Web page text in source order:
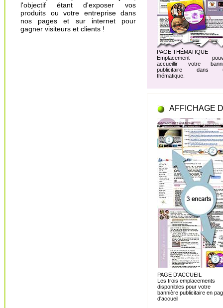
l'objectif étant d'exposer vos
produits ou votre entreprise dans
nos pages et sur internet pour
gagner visiteurs et clients !
PAGE THÉMATIQUE
Emplacement
accueillir votre
publicitaire dans
thématique.
AFFICHAGE
PAGE D'ACCUEIL
Les trois emplacements
disponibles pour votre
bannière publicitaire en
d'accueil